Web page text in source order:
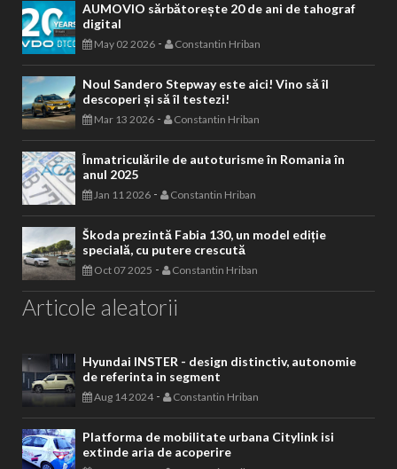
AUMOVIO sărbătorește 20 de ani de tahograf
digital
May 02 2026 - Constantin Hriban
Noul Sandero Stepway este aici! Vino să îl
descoperi și să îl testezi!
Mar 13 2026 - Constantin Hriban
Înmatriculările de autoturisme în Romania în
anul 2025
Jan 11 2026 - Constantin Hriban
Škoda prezintă Fabia 130, un model ediție
specială, cu putere crescută
Oct 07 2025 - Constantin Hriban
Articole aleatorii
Hyundai INSTER - design distinctiv, autonomie
de referinta in segment
Aug 14 2024- Constantin Hriban
Platforma de mobilitate urbana Citylink isi
extinde aria de acoperire